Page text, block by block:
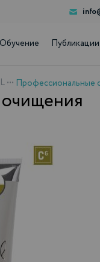
Обучение Публикации
••• Профессиональные